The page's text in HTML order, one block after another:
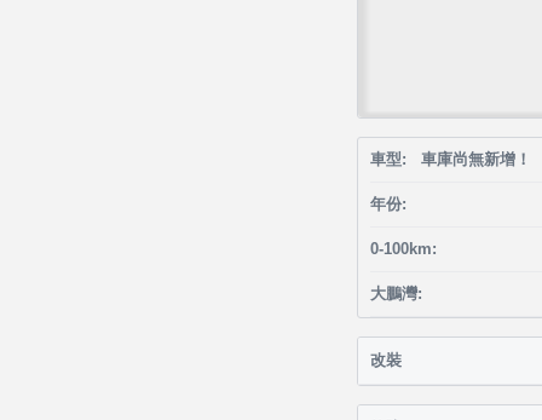
車型: 車庫尚無新增！
年份:
0-100km:
大鵬灣:
改裝